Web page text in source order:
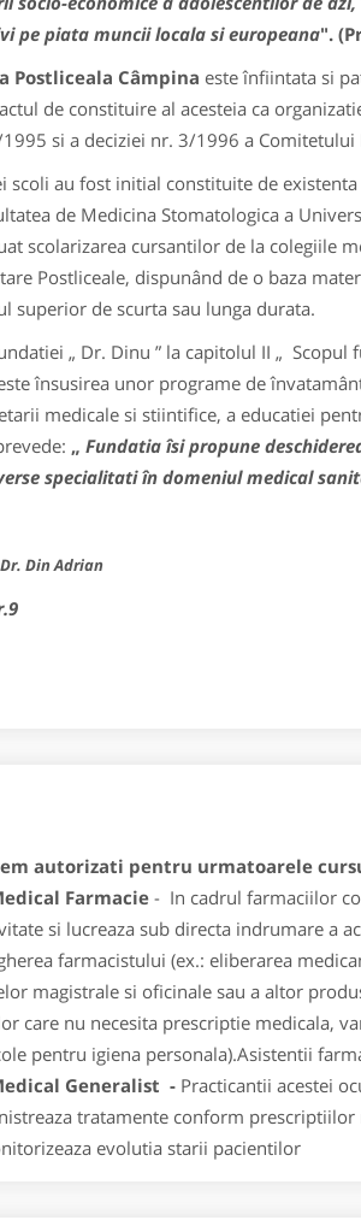
pe piata muncii locala si europeana".
Postliceala Câmpina este înfiintata si
de constituire al acesteia ca
si a deciziei nr. 3/1996 a
au fost initial constituite de existenta
de Medicina Stomatologica a
scolarizarea cursantilor de la colegiile
Postliceale, dispunând de o baza
superior de scurta sau lunga durata.
„ Dr. Dinu ” la capitolul II „ Scopul
însusirea unor programe de
medicale si stiintifice, a educatiei
„ Fundatia îsi propune
specialitati în domeniul medical
Dr. Din Adrian
autorizati pentru urmatoarele
Farmacie- In cadrul farmaciilor
si lucreaza sub directa indrumare a
farmacistului (ex.: eliberarea
magistrale si oficinale sau a altor
care nu necesita prescriptie medicala,
pentru igiena personala).Asistentii
Generalist - Practicantii acestei
tratamente conform
evolutia starii pacientilor